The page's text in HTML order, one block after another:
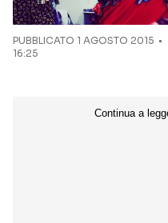
PUBBLICATO 1 AGOSTO 2015
16:25